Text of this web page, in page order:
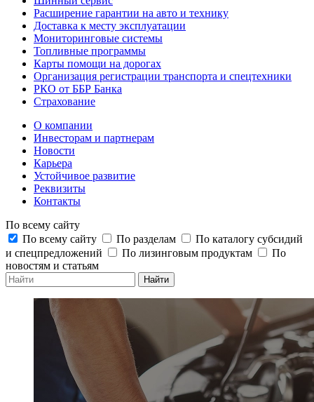
Расширение гарантии на авто и технику
Доставка к месту эксплуатации
Мониторинговые системы
Топливные программы
Карты помощи на дорогах
Организация регистрации транспорта и спецтехники
РКО от ББР Банка
Страхование
О компании
Инвесторам и партнерам
Новости
Карьера
Устойчивое развитие
Реквизиты
Контакты
По всему сайту
По всему сайту
По разделам
По каталогу субсидий
и спецпредложений
По лизинговым продуктам
По
новостям и статьям
Найти